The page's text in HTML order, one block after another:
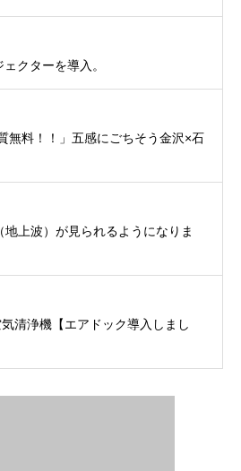
クターを導入。
無料！！」五感にごちそう金沢×石
上波）が見られるようになりま
清浄機【エアドック導入しまし